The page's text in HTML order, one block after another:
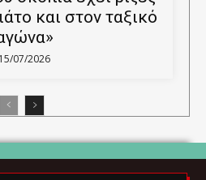
και στον ταξικό
15/07/2026